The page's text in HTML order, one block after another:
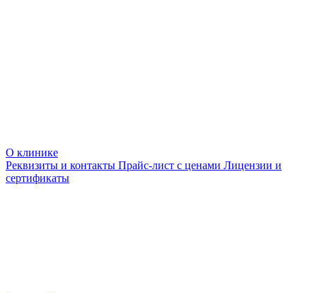
О клинике
Реквизиты и контакты Прайс-лист с ценами Лицензии и
сертификаты